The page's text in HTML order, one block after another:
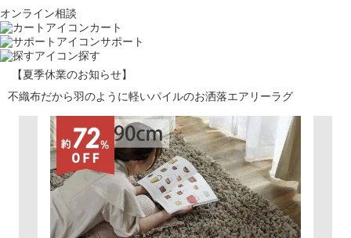
オンライン相談
カート
サポート
探す
【夏季休業のお知らせ】
不織布だから羽のように軽いパイルのお洒落エアリーラグ